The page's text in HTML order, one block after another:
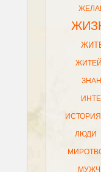
ИСТОРИЯ
ЛЮДИ